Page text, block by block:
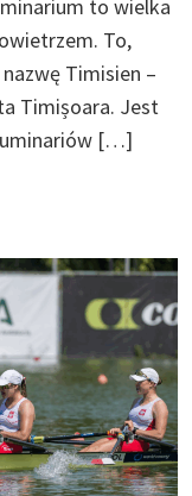
to wielka
To,
Timisien –
Timișoara. Jest
[…]